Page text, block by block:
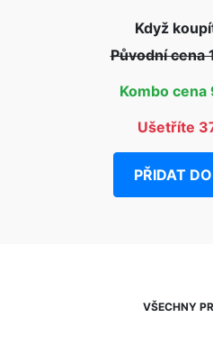
Když
Původní cena
Kombo
Ušetříte
PŘIDAT
VŠECHNY